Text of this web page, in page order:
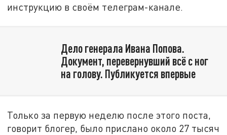
инструкцию в своём телеграм-канале.
Дело генерала Ивана Попова.
Документ, перевернувший всё с ног
на голову. Публикуется впервые
Только за первую неделю после этого поста,
говорит блогер, было прислано около 27 тысяч